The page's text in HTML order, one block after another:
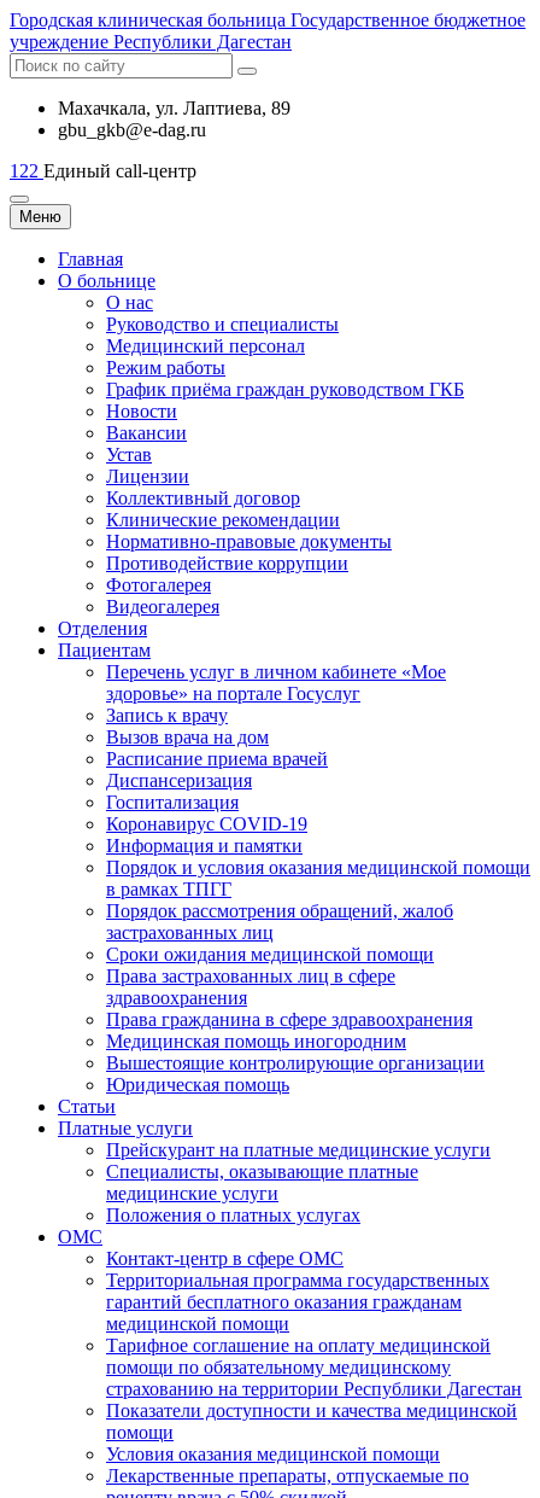
Городская клиническая больница Государственное бюджетное
учреждение Республики Дагестан
Махачкала, ​ул. Лаптиева, 89
gbu_gkb@e-dag.ru
122 Единый call-центр
Меню
Главная
О больнице
О нас
Руководство и специалисты
Медицинский персонал
Режим работы
График приёма граждан руководством ГКБ
Новости
Вакансии
Устав
Лицензии
Коллективный договор
Клинические рекомендации
Нормативно-правовые документы
Противодействие коррупции
Фотогалерея
Видеогалерея
Отделения
Пациентам
Перечень услуг в личном кабинете «Мое
здоровье» на портале Госуслуг
Запись к врачу
Вызов врача на дом
Расписание приема врачей
Диспансеризация
Госпитализация
Коронавирус COVID-19
Информация и памятки
Порядок и условия оказания медицинской помощи
в рамках ТПГГ
Порядок рассмотрения обращений, жалоб
застрахованных лиц
Сроки ожидания медицинской помощи
Права застрахованных лиц в сфере
здравоохранения
Права гражданина в сфере здравоохранения
Медицинская помощь иногородним
Вышестоящие контролирующие организации
Юридическая помощь
Статьи
Платные услуги
Прейскурант на платные медицинские услуги
Специалисты, оказывающие платные
медицинские услуги
Положения о платных услугах
ОМС
Контакт-центр в сфере ОМС
Территориальная программа государственных
гарантий бесплатного оказания гражданам
медицинской помощи
Тарифное соглашение на оплату медицинской
помощи по обязательному медицинскому
страхованию на территории Республики Дагестан
Показатели доступности и качества медицинской
помощи
Условия оказания медицинской помощи
Лекарственные препараты, отпускаемые по